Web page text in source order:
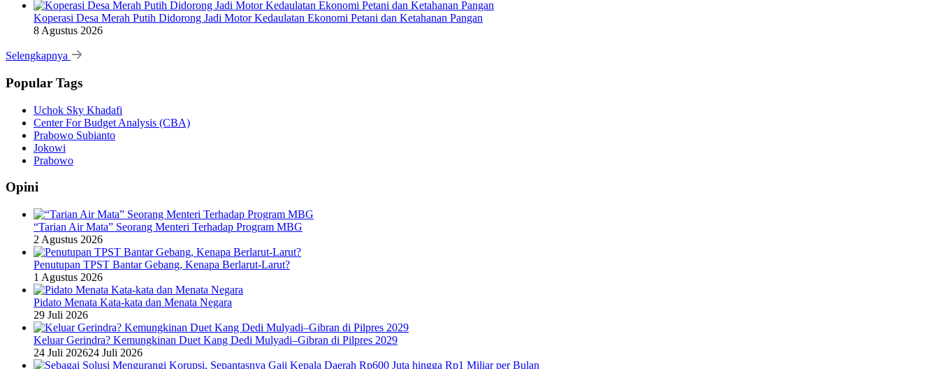
Koperasi Desa Merah Putih Didorong Jadi Motor Kedaulatan Ekonomi Petani dan Ketahanan Pangan
8 Agustus 2026
Selengkapnya
Popular Tags
Uchok Sky Khadafi
Center For Budget Analysis (CBA)
Prabowo Subianto
Jokowi
Prabowo
Opini
“Tarian Air Mata” Seorang Menteri Terhadap Program MBG
2 Agustus 2026
Penutupan TPST Bantar Gebang, Kenapa Berlarut-Larut?
1 Agustus 2026
Pidato Menata Kata-kata dan Menata Negara
29 Juli 2026
Keluar Gerindra? Kemungkinan Duet Kang Dedi Mulyadi–Gibran di Pilpres 2029
24 Juli 202624 Juli 2026